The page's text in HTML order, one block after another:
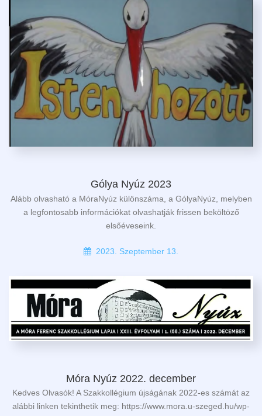
Gólya Nyúz 2023
Alább olvasható a MóraNyúz különszáma, a GólyaNyúz, melyben
a legfontosabb információkat olvashatják frissen beköltöző
elsőéveseink.
2023. Szeptember 13.
Móra Nyúz 2022. december
Kedves Olvasók! A Szakkollégium újságának 2022-es számát az
alábbi linken tekinthetik meg: https://www.mora.u-szeged.hu/wp-